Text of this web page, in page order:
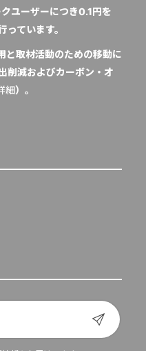
ユーザーにつき0.1円を
ています。
と取材活動のための移動に
削減およびカーボン・オ
細）。